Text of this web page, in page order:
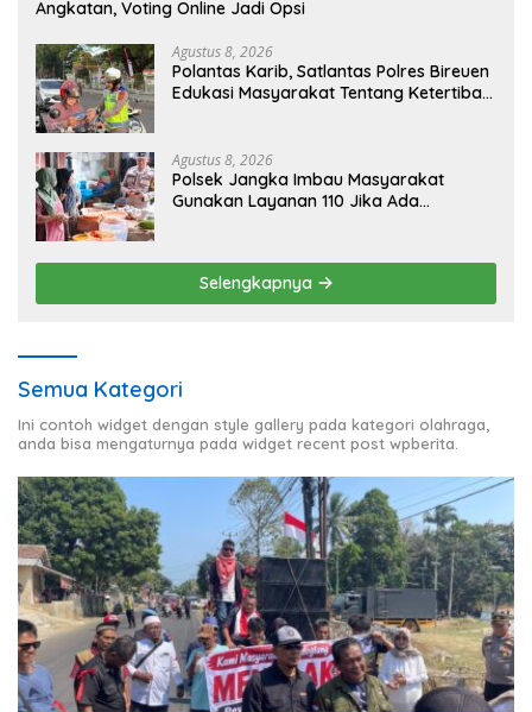
Angkatan, Voting Online Jadi Opsi
Agustus 8, 2026
Polantas Karib, Satlantas Polres Bireuen
Edukasi Masyarakat Tentang Ketertiban
Agustus 8, 2026
Polsek Jangka Imbau Masyarakat
Gunakan Layanan 110 Jika Ada
Selengkapnya
Semua Kategori
Ini contoh widget dengan style gallery pada kategori olahraga,
anda bisa mengaturnya pada widget recent post wpberita.